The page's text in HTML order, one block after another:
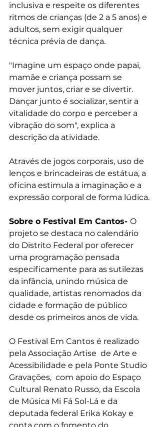
inclusiva e respeite os diferentes
ritmos de crianças (de 2 a 5 anos) e
adultos, sem exigir qualquer
técnica prévia de dança.
"Imagine um espaço onde papai,
mamãe e criança possam se
mover juntos, criar e se divertir.
Dançar junto é socializar, sentir a
vitalidade do corpo e perceber a
vibração do som", explica a
descrição da atividade.
Através de jogos corporais, uso de
lenços e brincadeiras de estátua, a
oficina estimula a imaginação e a
expressão corporal de forma lúdica.
Sobre o Festival Em Cantos- O
projeto se destaca no calendário
do Distrito Federal por oferecer
uma programação pensada
especificamente para as sutilezas
da infância, unindo música de
qualidade, artistas renomados da
cidade e formação de público
desde os primeiros anos de vida.
O Festival Em Cantos é realizado
pela Associação Artise  de Arte e
Acessibilidade e pela Ponte Studio
Gravações,  com apoio do Espaço
Cultural Renato Russo, da Escola
de Música Mi Fá Sol-Lá e da
deputada federal Erika Kokay e